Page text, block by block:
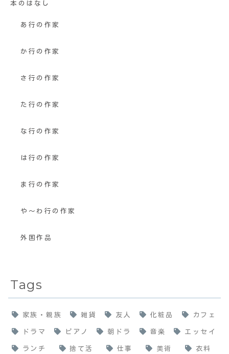
本のはなし
あ行の作家
か行の作家
さ行の作家
た行の作家
な行の作家
は行の作家
ま行の作家
や〜わ行の作家
外国作品
Tags
家族・親族 雑貨 友人 化粧品 カフェ
ドラマ ピアノ 朝ドラ 音楽 エッセイ
ランチ 捨て活 仕事 美術 衣料